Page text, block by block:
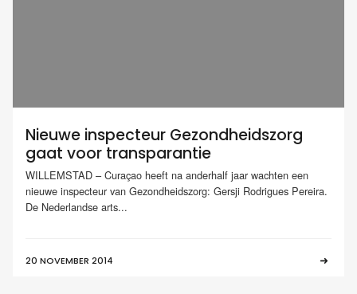
Nieuwe inspecteur Gezondheidszorg
gaat voor transparantie
WILLEMSTAD – Curaçao heeft na anderhalf jaar wachten een
nieuwe inspecteur van Gezondheidszorg: Gersji Rodrigues Pereira.
De Nederlandse arts...
20 NOVEMBER 2014